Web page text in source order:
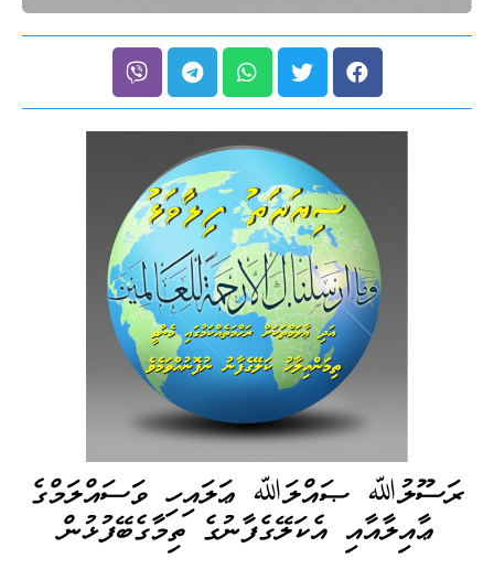
ރަސޫލުﷲ ޞައްލަﷲ ޢަލައިހި ވަސައްލަމްގެ
ޢާއިލާއާއި އެކަލޭގެފާނުގެ ތިމާގެބޭފުޅުން